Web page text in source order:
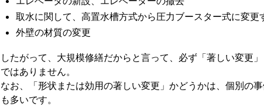
取水に関して、高置水槽方式から圧力ブースター式に変更
外壁の材質の変更
したがって、大規模修繕だからと言って、必ず「著しい変更
ではありません。
なお、「形状または効用の著しい変更」かどうかは、個別の
も多いです。